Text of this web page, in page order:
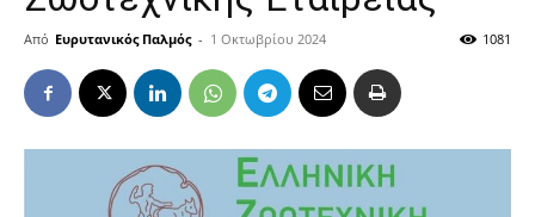
Από Ευρυτανικός Παλμός - 1 Οκτωβρίου 2024 1081